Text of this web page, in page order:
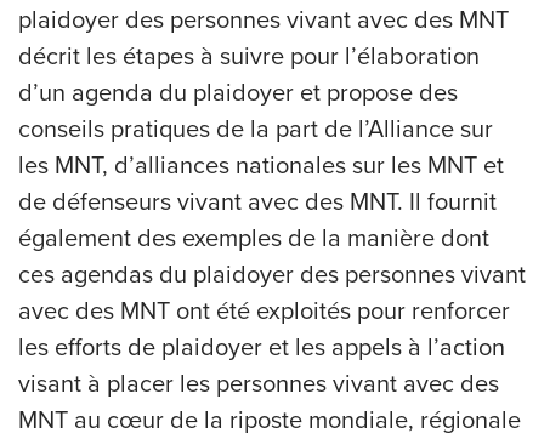
plaidoyer des personnes vivant avec des MNT
décrit les étapes à suivre pour l’élaboration
d’un agenda du plaidoyer et propose des
conseils pratiques de la part de l’Alliance sur
les MNT, d’alliances nationales sur les MNT et
de défenseurs vivant avec des MNT. Il fournit
également des exemples de la manière dont
ces agendas du plaidoyer des personnes vivant
avec des MNT ont été exploités pour renforcer
les efforts de plaidoyer et les appels à l’action
visant à placer les personnes vivant avec des
MNT au cœur de la riposte mondiale, régionale